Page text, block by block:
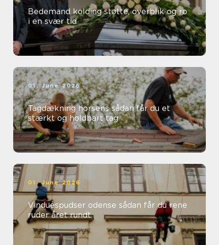
Bedemand kolding støtte, overblik og ro
i en svær tid
01. June 2026
Tagdækning horsens sådan får du et
stærkt og holdbart tag
01. June 2026
Vinduespudser odense sådan får du rene
ruder året rundt